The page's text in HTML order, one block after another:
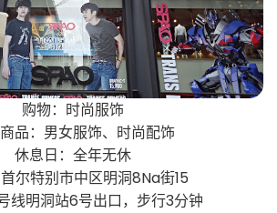
购物：时尚服饰
品：男女服饰、时尚配饰
休息日：全年无休
尔特别市中区明洞8Na街15
线明洞站6号出口，步行3分钟